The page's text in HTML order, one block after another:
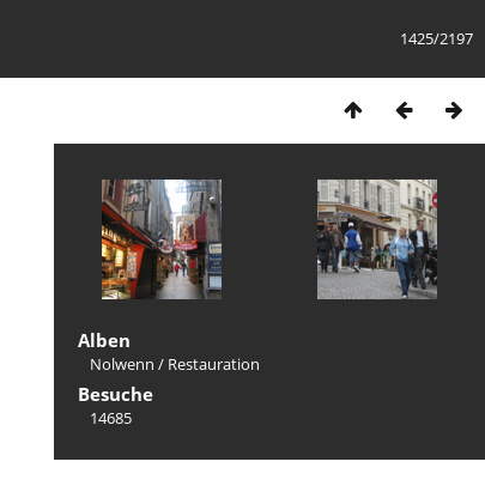
1425/2197
Alben
Nolwenn / Restauration
Besuche
14685